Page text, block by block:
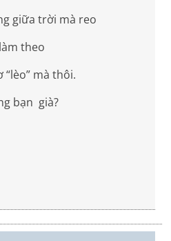
giữa trời mà reo
theo
“lèo” mà thôi.
bạn già?